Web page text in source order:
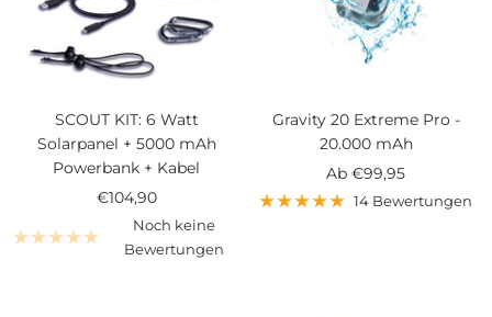
SCOUT KIT: 6 Watt
Solarpanel + 5000 mAh
Powerbank + Kabel
Angebotspreis
€104,90
Noch keine
Bewertungen
Gravity 20 Extreme Pro -
20.000 mAh
Angebotspreis
Ab €99,95
14 Bewertungen